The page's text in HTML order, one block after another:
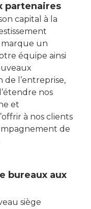
partenaires
capital à la
marque un
équipe ainsi
de l’entreprise,
nos
et
à nos clients
de
bureaux aux
siège